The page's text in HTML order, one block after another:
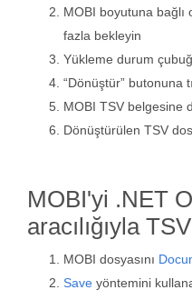
MOBI boyutuna
fazla bekleyin
Yükleme durum
“Dönüştür” butonuna
MOBI TSV belgesine
Dönüştürülen TSV
MOBI'yi .NET
aracılığıyla
MOBI dosyasını
Save yöntemini